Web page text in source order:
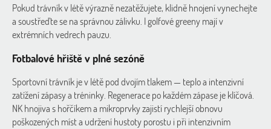
Pokud trávník v létě výrazně nezatěžujete, klidně hnojení vynechejte
a soustřeďte se na správnou zálivku. I golfové greeny mají v
extrémních vedrech pauzu.
Fotbalové hřiště v plné sezóně
Sportovní trávník je v létě pod dvojím tlakem — teplo a intenzivní
zatížení zápasy a tréninky. Regenerace po každém zápase je klíčová.
NK hnojiva s hořčíkem a mikroprvky zajistí rychlejší obnovu
poškozených míst a udržení hustoty porostu i při intenzivním